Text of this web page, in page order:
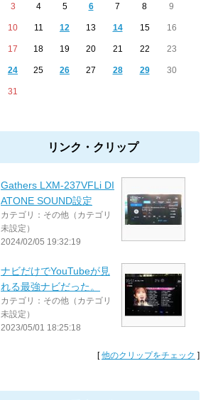
3 4 5 6 7 8 9
10 11 12 13 14 15 16
17 18 19 20 21 22 23
24 25 26 27 28 29 30
31
リンク・クリップ
Gathers LXM-237VFLi DI
ATONE SOUND設定
カテゴリ：その他（カテゴリ
未設定）
2024/02/05 19:32:19
ナビだけでYouTubeが見
れる最強ナビだった。
カテゴリ：その他（カテゴリ
未設定）
2023/05/01 18:25:18
[他のクリップをチェック ]